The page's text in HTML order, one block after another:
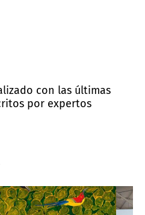
con las últimas
por expertos